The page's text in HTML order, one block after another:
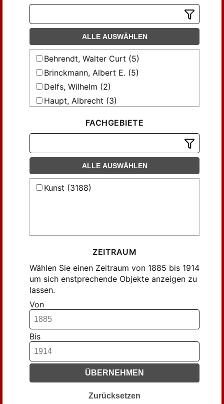
ALLE AUSWÄHLEN
Behrendt, Walter Curt (5)
Brinckmann, Albert E. (5)
Delfs, Wilhelm (2)
Haupt, Albrecht (3)
Hocheder, Karl (15)
Häuselmann, J. F. (9)
Hönig, Eugen (3)
Jaumann, Anton (33)
Ritter, H. A. (4)
Stahl, Fritz (11)
Straumer, Heinrich (5)
Völpel, Otto (10)
Zetsche, C. (23)
FACHGEBIETE
ALLE AUSWÄHLEN
Kunst (3188)
ZEITRAUM
Wählen Sie einen Zeitraum von 1885 bis 1914
um sich enstprechende Objekte anzeigen zu
lassen.
Von
Bis
ÜBERNEHMEN
Zurücksetzen